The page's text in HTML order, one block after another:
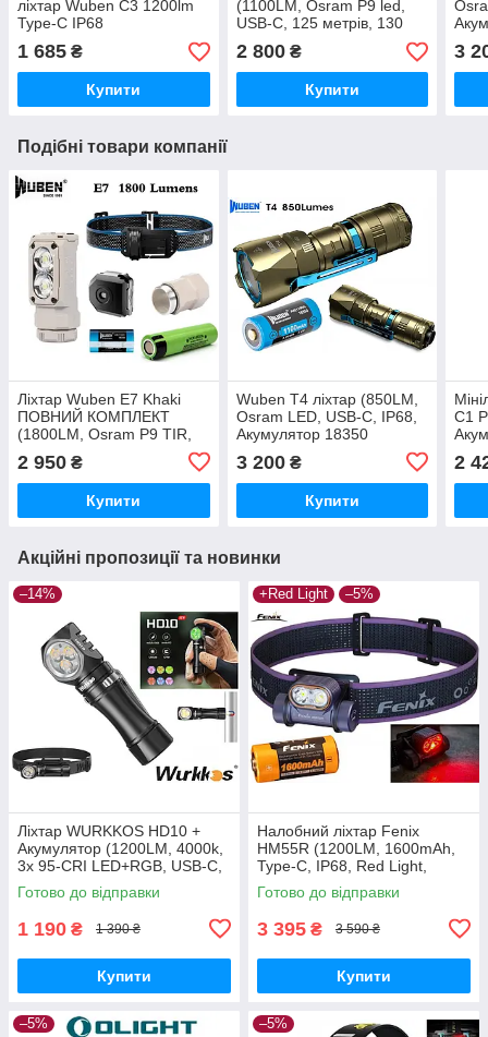
ліхтар Wuben C3 1200lm
Type-C IP68
вологозахищений +
оригінальний акумулятор
18650 2600mAh
1 685 ₴
Купити
(1100LM, Osram P9 led,
USB-C, 125 метрів, 130
годин, Кліпса, Магнітна
кнопка) Black
2 800₴
Купити
3
Подібні товари компанії
Ліхтар Wuben E7 Khaki
ПОВНИЙ КОМПЛЕКТ
(1800LM, Osram P9 TIR,
3400mAh+1100mAh)
2 950 ₴
Купити
Wuben T4 ліхтар (850LM,
Osram LED, USB-C, IP68,
Акумулятор 18350
Кліпса) GOLD
3 200₴
Купити
C1
2
Акційні пропозиції та новинки
–14%
Ліхтар WURKKOS HD10 +
Акумулятор (1200LM, 4000k,
3x 95-CRI LED+RGB, USB-C,
IP-68, Магніт, Кліпса, Anduril
2)
Готово до відправки
1 190 ₴ 1 390 ₴
Купити
+Red Light –5%
Налобний ліхтар Fenix
HM55R (1200LM, 1600mAh,
Type-C, IP68, Red Light,
18350) Фіолетовий
Готово до відправки
3 395 ₴ 3 590 ₴
Купити
–5% –5%